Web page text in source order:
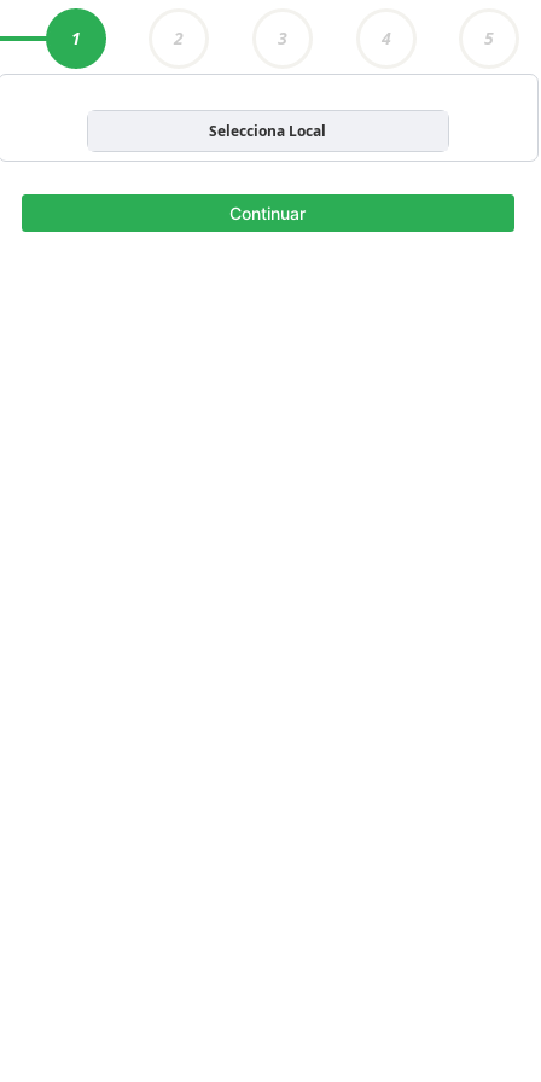
1 2 3 4 5
Selecciona Local
Continuar